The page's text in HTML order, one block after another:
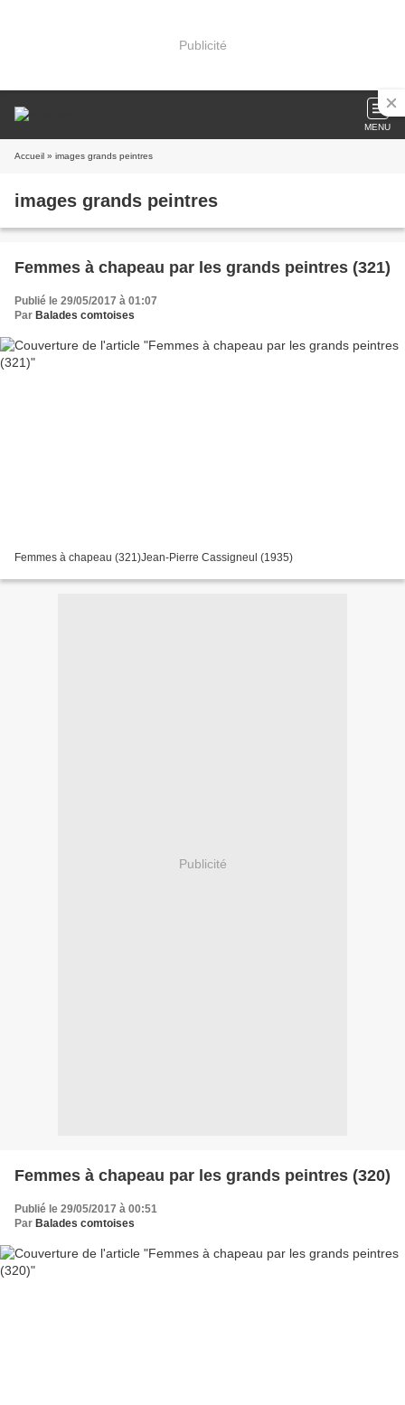
Publicité
MENU
Accueil » images grands peintres
images grands peintres
Femmes à chapeau par les grands peintres (321)
Publié le 29/05/2017 à 01:07
Par Balades comtoises
Femmes à chapeau (321)Jean-Pierre Cassigneul (1935)
Publicité
Femmes à chapeau par les grands peintres (320)
Publié le 29/05/2017 à 00:51
Par Balades comtoises